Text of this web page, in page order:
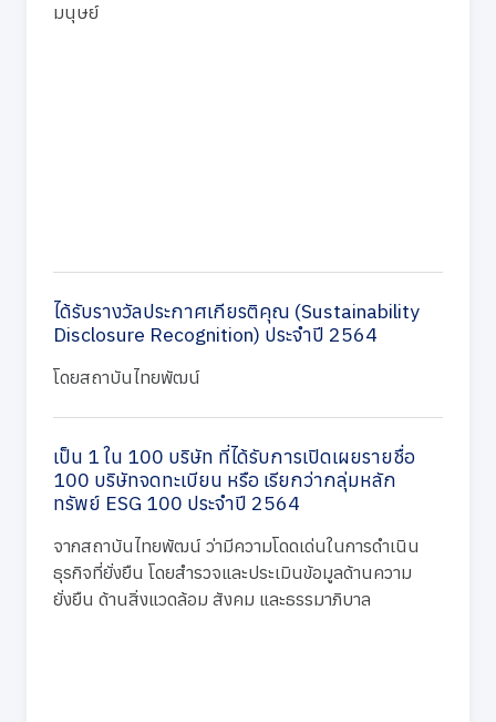
มนุษย์
ได้รับรางวัลประกาศเกียรติคุณ (Sustainability
Disclosure Recognition) ประจำปี 2564
โดยสถาบันไทยพัฒน์
เป็น 1 ใน 100 บริษัท ที่ได้รับการเปิดเผยรายชื่อ
100 บริษัทจดทะเบียน หรือ เรียกว่ากลุ่มหลัก
ทรัพย์ ESG 100 ประจำปี 2564
จากสถาบันไทยพัฒน์ ว่ามีความโดดเด่นในการดำเนิน
ธุรกิจที่ยั่งยืน โดยสำรวจและประเมินข้อมูลด้านความ
ยั่งยืน ด้านสิ่งแวดล้อม สังคม และธรรมาภิบาล